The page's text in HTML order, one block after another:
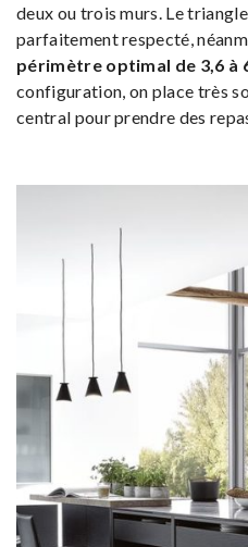
deux ou trois murs. Le
parfaitement respecté,
périmètre optimal de 3,6 à
configuration, on place très
central pour prendre des